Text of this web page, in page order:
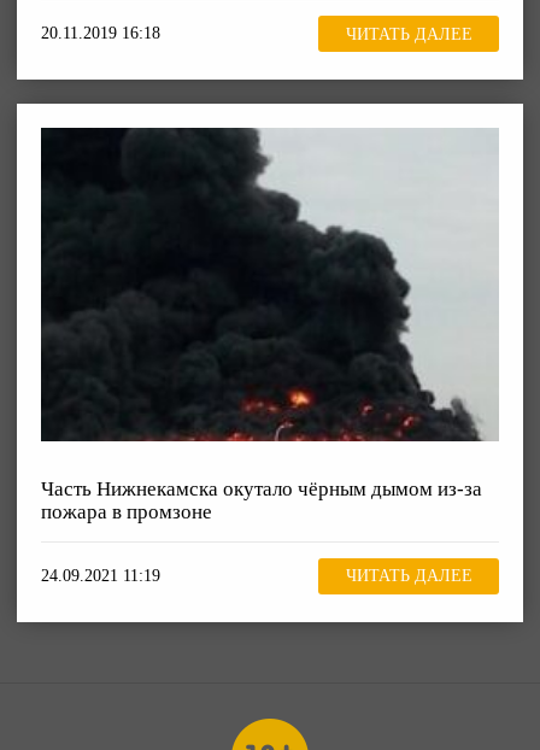
20.11.2019 16:18 ЧИТАТЬ ДАЛЕЕ
Часть Нижнекамска окутало чёрным дымом из-за
пожара в промзоне
24.09.2021 11:19 ЧИТАТЬ ДАЛЕЕ